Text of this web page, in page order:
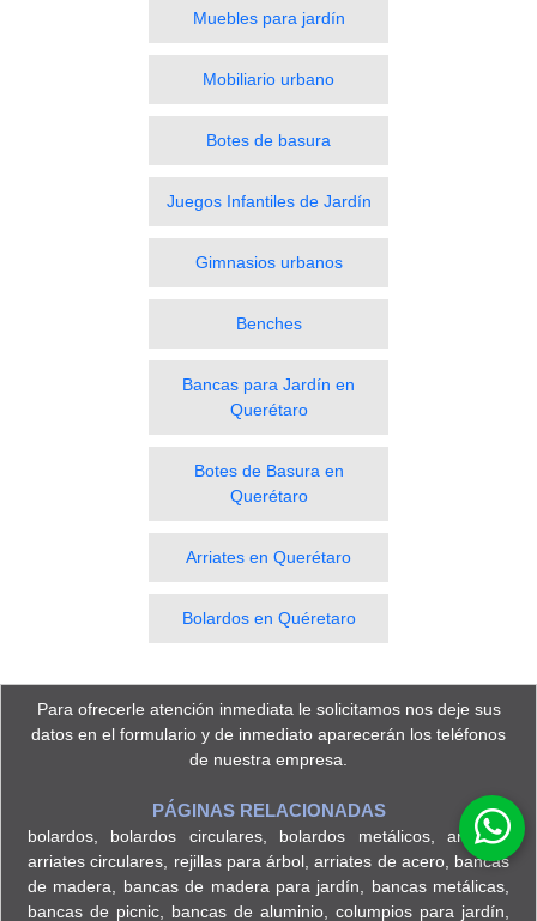
Muebles para jardín
Mobiliario urbano
Botes de basura
Juegos Infantiles de Jardín
Gimnasios urbanos
Benches
Bancas para Jardín en
Querétaro
Botes de Basura en
Querétaro
Arriates en Querétaro
Bolardos en Quéretaro
Para ofrecerle atención inmediata le solicitamos nos deje sus
datos en el formulario y de inmediato aparecerán los teléfonos
de nuestra empresa.
PÁGINAS RELACIONADAS
bolardos bolardos circulares, bolardos metálicos,arriates,
arriates circulares
rejillas para árbol ,arriates de acero, bancas
de madera
bancas de madera para jardín bancas metálicas
bancas de picnic
bancas de aluminio columpios para jardín